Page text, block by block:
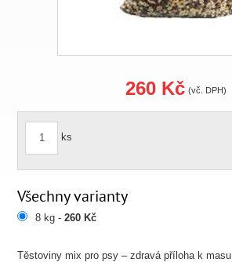
Těstoviny mix pro psy – zdravá příloha k masu
260 Kč (vč. DPH)
ks
Všechny varianty
8 kg -260 Kč